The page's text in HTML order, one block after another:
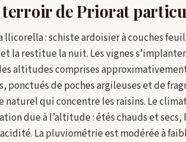
terroir de Priorat
: schiste ardoisier à couches
la restitue la nuit. Les vignes
altitudes comprises
ponctués de poches argileuses et de
naturel qui concentre les raisins. Le
due à l’altitude : étés chauds et
La pluviométrie est modérée à